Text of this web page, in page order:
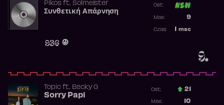
9.
Pikosft. Solmeister
Συνθετική Απάρνηση
936
Ost:
9
Max:
msc
Czas:
Topicft. Becky G
Sorry Papi
Ost.: 21
10
Max: